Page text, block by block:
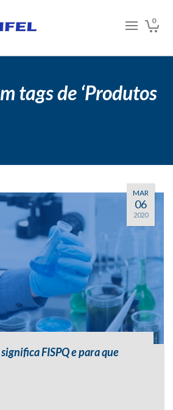
0
tags de ‘Produtos
MAR
06
2020
FISPQ e para que